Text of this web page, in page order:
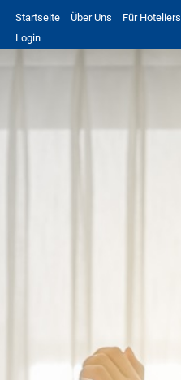
Startseite Über Uns Für Hoteliers
Login